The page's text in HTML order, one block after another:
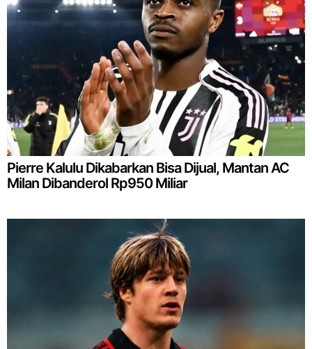
Pierre Kalulu Dikabarkan Bisa Dijual, Mantan AC
Milan Dibanderol Rp950 Miliar